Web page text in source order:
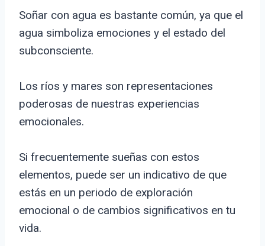
Soñar con agua es bastante común, ya que el
agua simboliza emociones y el estado del
subconsciente.
Los ríos y mares son representaciones
poderosas de nuestras experiencias
emocionales.
Si frecuentemente sueñas con estos
elementos, puede ser un indicativo de que
estás en un periodo de exploración
emocional o de cambios significativos en tu
vida.